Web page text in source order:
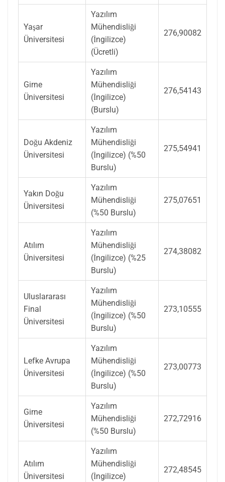
Yaşar
Üniversitesi
Yazılım
Mühendisliği
(İngilizce)
(Ücretli)
276,90082
Girne
Üniversitesi
Yazılım
Mühendisliği
(İngilizce)
(Burslu)
276,54143
Doğu Akdeniz
Üniversitesi
Yazılım
Mühendisliği
(İngilizce) (%50
Burslu)
275,54941
Yakın Doğu
Üniversitesi
Yazılım
Mühendisliği
(%50 Burslu)
275,07651
Atılım
Üniversitesi
Yazılım
Mühendisliği
(İngilizce) (%25
Burslu)
274,38082
Uluslararası
Final
Üniversitesi
Yazılım
Mühendisliği
(İngilizce) (%50
Burslu)
273,10555
Lefke Avrupa
Üniversitesi
Yazılım
Mühendisliği
(İngilizce) (%50
Burslu)
273,00773
Girne
Üniversitesi
Yazılım
Mühendisliği
(%50 Burslu)
272,72916
Atılım
Üniversitesi
Yazılım
Mühendisliği
(İngilizce)
272,48545